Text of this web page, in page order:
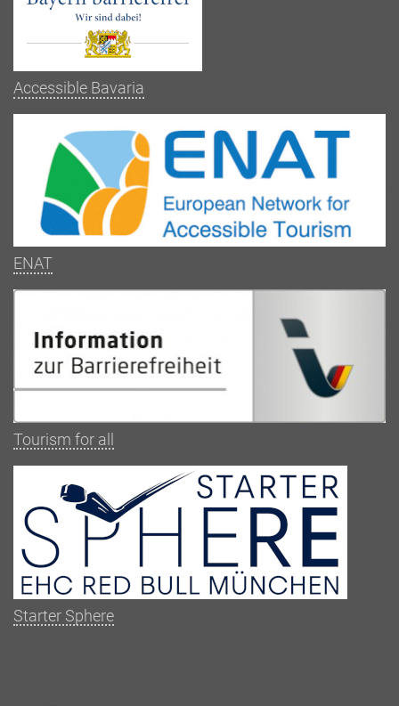
Accessible Bavaria
ENAT
Tourism for all
Starter Sphere